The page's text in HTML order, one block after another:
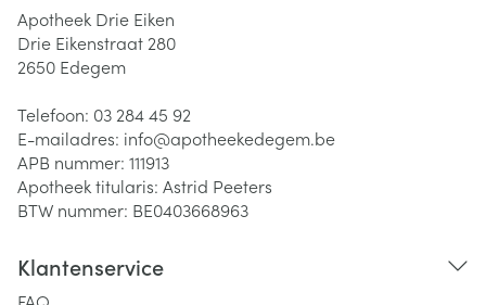
Apotheek Drie Eiken
Drie Eikenstraat 280
2650 Edegem
Telefoon: 03 284 45 92
E-mailadres: info@apotheekedegem.be
APB nummer: 111913
Apotheek titularis: Astrid Peeters
BTW nummer: BE0403668963
Klantenservice